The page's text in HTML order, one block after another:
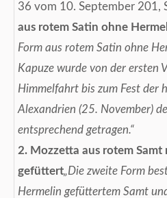
36 vom 10. September 201,
aus rotem Satin ohne
Form aus rotem Satin ohne
Kapuze wurde von der ersten
Himmelfahrt bis zum Fest der
Alexandrien (25. November)
entsprechend getragen.“
2. Mozzetta aus rotem Samt
gefüttert„Die zweite Form
Hermelin gefüttertem Samt